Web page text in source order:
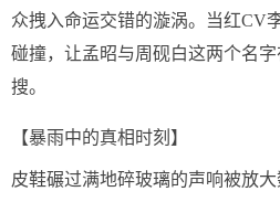
众拽入命运交错的漩涡。当红CV
碰撞，让孟昭与周砚白这两个名
搜。
【暴雨中的真相时刻】
皮鞋碾过满地碎玻璃的声响被放